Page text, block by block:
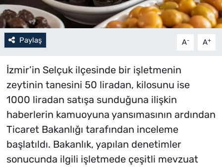
Paylaş A- A+
İzmir’in Selçuk ilçesinde bir işletmenin
zeytinin tanesini 50 liradan, kilosunu ise
1000 liradan satışa sunduğuna ilişkin
haberlerin kamuoyuna yansımasının ardından
Ticaret Bakanlığı tarafından inceleme
başlatıldı. Bakanlık, yapılan denetimler
sonucunda ilgili işletmede çeşitli mevzuat